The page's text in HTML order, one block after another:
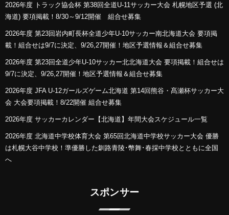
2026年度 トラック協会杯 第38回全道U-11サッカー大会 札幌地区予選 (北
海道) 要項掲載！8/30～9/12開催 組合せ募集
2026年度 第23回岩内町長杯全道少年U-10サッカー南北海道大会 要項掲
載！組合せは9/7に決定、9/26,27開催！地区予選情報＆組合せ募集
2026年度 第23回全道少年U-10サッカー北北海道大会 要項掲載！組合せは
9/7に決定、9/26,27開催！地区予選情報＆組合せ募集
2026年度 JFA U-12ガールズゲーム北海道 第14回熊谷・髙瀬杯サッカー大
会 大会要項掲載！8/22開催 組合せ募集
2026年度 サッカーカレンダー【北海道】年間大会スケジュール一覧
2026年度 北海道中学校体育大会 第65回北海道中学校サッカー大会 優勝
は札幌大谷中学校！準優勝した釧路青陵･幣舞･春採中学校とともに全国
へ
スポンサー